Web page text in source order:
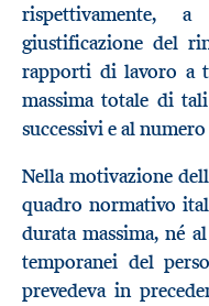
rispettivamente,
giustificazione del
rapporti di lavoro a
massima totale di
successivi e al
Nella motivazione
quadro normativo
durata massima, né
temporanei del
prevedeva in